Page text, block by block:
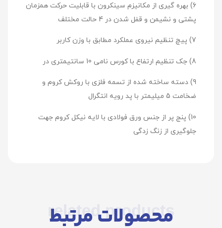
6) بهره گیری از مکانیزم سینکرون با قابلیت حرکت همزمان
پشتی و نشیمن و قفل شدن در 4 حالت مختلف
7) پیچ تنظیم نیروی عملکرد مطابق با وزن کاربر
8) جک تنظیم ارتفاع با کورس نامی 10 سانتیمتری در
9) دسته ساخته شده از تسمه فلزی با روکش کروم و
ضخامت 5 میلیمتر با پد رویه انتگرال
10) پنج پر از جنس ورق فولادی با لایه نیکل کروم جهت
جلوگیری از زنگ زدگی
related products
محصولات مرتبط